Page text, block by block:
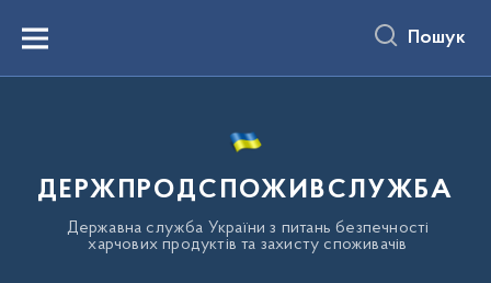
вмістуMenu Пошук
ДЕРЖПРОДСПОЖИВСЛУЖБА
Державна служба України з питань безпечності
харчових продуктів та захисту споживачів